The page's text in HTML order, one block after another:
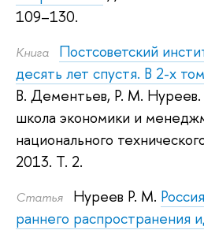
109–130.
Книга
Постсоветский
десять лет спустя. В 2-х
В. Дементьев, Р. М. Нуреев.
школа экономики и
национального
2013. Т. 2.
Статья Нуреев Р. М.
раннего распространения